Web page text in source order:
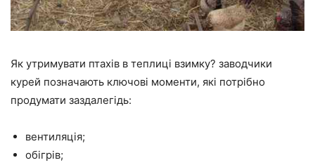
Як утримувати птахів в теплиці взимку? заводчики
курей позначають ключові моменти, які потрібно
продумати заздалегідь:
вентиляція;
обігрів;